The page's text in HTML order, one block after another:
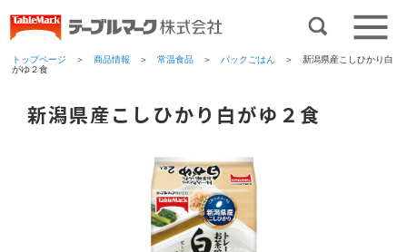
トップページ ＞商品情報 ＞常温食品 ＞ パックごはん
＞ 新潟県産こしひかり白
がゆ２食
新潟県産こしひかり白がゆ２食